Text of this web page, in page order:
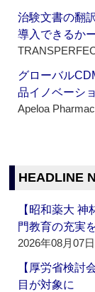
治験文書の翻
導入できるか
グローバル
品イノベーシ
Apeloa
HEADLINE
【昭和薬大
門教育の充実
2026年08月07
【厚労省検討
目が対象に